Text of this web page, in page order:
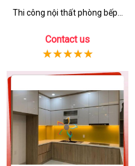
Thi công nội thất phòng bếp...
Contact us